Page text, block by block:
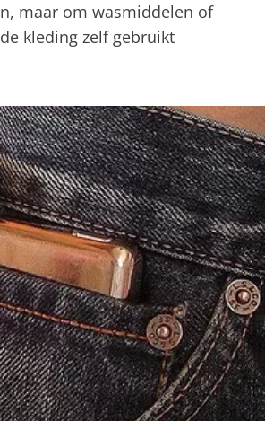
maar om wasmiddelen of
kleding zelf gebruikt